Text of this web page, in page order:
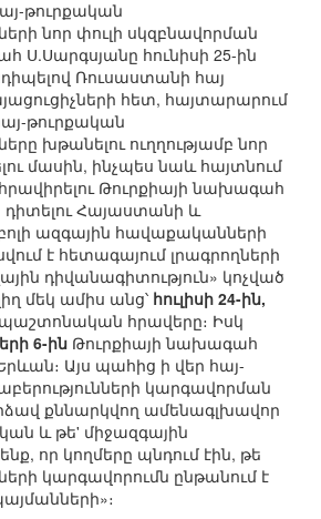
թուրքական
նոր փուլի սկզբնավորման
Ս.Սարգսյանը հունիսի 25-ին
Ռուսաստանի հայ
հետ, հայտարարում
թուրքական
խթանելու ուղղությամբ նոր
մասին, ինչպես նաև հայտնում
Թուրքիայի նախագահ
դիտելու Հայաստանի և
ազգային հավաքականների
է հետագայում լրագրողների
դիվանագիտություն» կոչված
մեկ ամիս անց՝ հուլիսի 24-ին,
պաշտոնական հրավերը։ Իսկ
6-ին Թուրքիայի նախագահ
Այս պահից ի վեր հայ-
կարգավորման
քննարկվող ամենագլխավոր
և թե' միջազգային
որ կողմերը պնդում էին, թե
կարգավորումն ընթանում է